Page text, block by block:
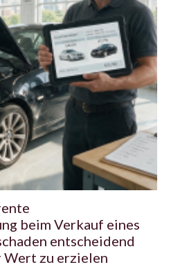
beim Verkauf eines
entscheidend
Wert zu erzielen